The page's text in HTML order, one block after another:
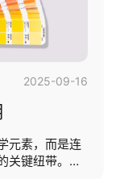
2025-09-16
元素，而是连
关键纽带。从